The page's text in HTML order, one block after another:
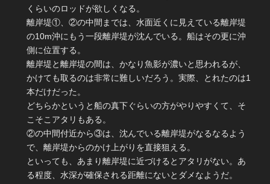
くらいのロッドが欲しくなる。
離岸堤①、②の中間までは、水面近くに見えている離岸堤
の10m沖にもう一段離岸堤が沈んでいる。船はその更に沖
側に位置する。
離岸堤と離岸堤の間は、かなり魚影が濃いと思われるが、
かけても取るのは非常に難しいだろう。実際、とれたのは1
本だけだった。
どちらかというと船の真下ぐらいの方がやりやすくて、そ
こそこアタリもある。
②の中間付近から③は、沈んでいる離岸堤がなるなるよう
で、離岸堤からのかけ上がりを直接狙える。
といっても、あまり離岸堤に近づけるとアタリがない。あ
る程度、水深が確保される距離にないとダメなようだ。